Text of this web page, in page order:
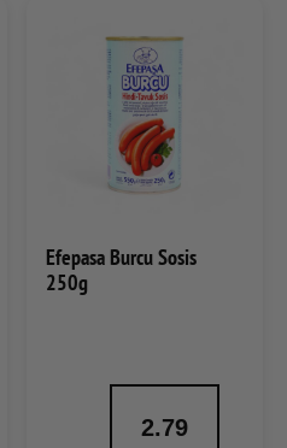
Efepasa Burcu Sosis
250g
2.79